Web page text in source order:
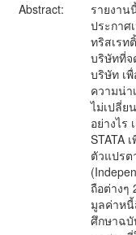
Abstract:
รายงาน
ประกาศ
ทริสเรท
บริษัทที่จ
บริษัท เ
ความน่า
ไม่เปลี่ย
อย่างไร
STATA
ตัวแปร
ถือต่างๆ
มูลค่าห
ศึกษาฉบั